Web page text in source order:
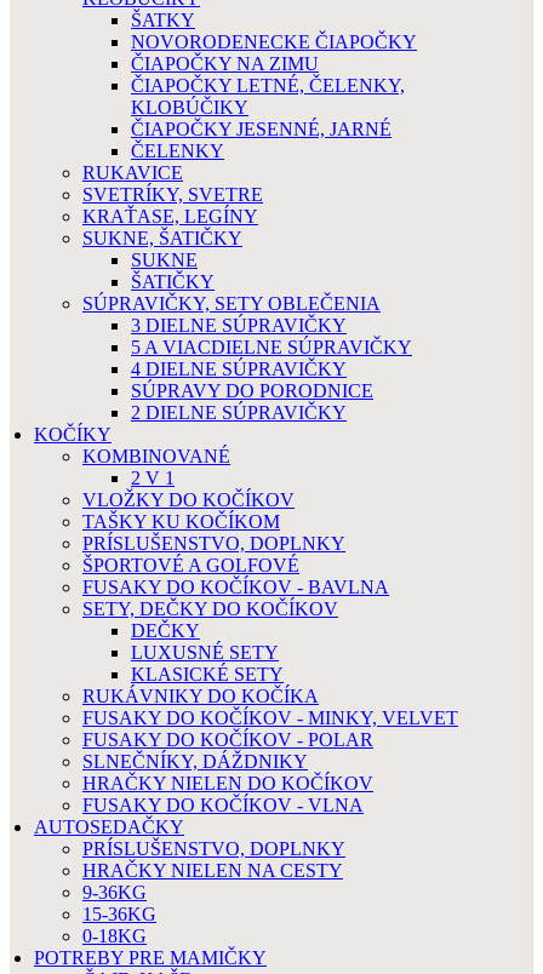
ŠATKY
NOVORODENECKE ČIAPOČKY
ČIAPOČKY NA ZIMU
ČIAPOČKY LETNÉ, ČELENKY,
KLOBÚČIKY
ČIAPOČKY JESENNÉ, JARNÉ
ČELENKY
RUKAVICE
SVETRÍKY, SVETRE
KRAŤASE, LEGÍNY
SUKNE, ŠATIČKY
SUKNE
ŠATIČKY
SÚPRAVIČKY, SETY OBLEČENIA
3 DIELNE SÚPRAVIČKY
5 A VIACDIELNE SÚPRAVIČKY
4 DIELNE SÚPRAVIČKY
SÚPRAVY DO PORODNICE
2 DIELNE SÚPRAVIČKY
KOČÍKY
KOMBINOVANÉ
2 V 1
VLOŽKY DO KOČÍKOV
TAŠKY KU KOČÍKOM
PRÍSLUŠENSTVO, DOPLNKY
ŠPORTOVÉ A GOLFOVÉ
FUSAKY DO KOČÍKOV - BAVLNA
SETY, DEČKY DO KOČÍKOV
DEČKY
LUXUSNÉ SETY
KLASICKÉ SETY
RUKÁVNIKY DO KOČÍKA
FUSAKY DO KOČÍKOV - MINKY, VELVET
FUSAKY DO KOČÍKOV - POLAR
SLNEČNÍKY, DÁŽDNIKY
HRAČKY NIELEN DO KOČÍKOV
FUSAKY DO KOČÍKOV - VLNA
AUTOSEDAČKY
PRÍSLUŠENSTVO, DOPLNKY
HRAČKY NIELEN NA CESTY
9-36KG
15-36KG
0-18KG
POTREBY PRE MAMIČKY